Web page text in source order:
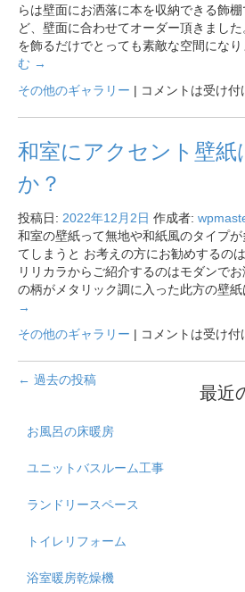
らは壁面にお洒落に本を収納できる飾
ど、壁面に合わせてオーダー頂きまし
を飾るだけでとっても素敵な空間にな
む →
その他のギャラリー | コメントは受け付
和室にアクセント壁紙
か？
投稿日: 2022年12月2日 作成者:
和室の壁紙って無地や和紙風のタイプ
てしまうと お考えの方にお勧めするの
リリカラからご紹介するのはモダンで
の柄がメタリック調に入った此方の壁
→
その他のギャラリー | コメントは受け付
← 過去の投稿
最近
お風呂の床暖房
ユニットバスルーム工事
ランドリースペース
トイレリフォーム
浴室暖房乾燥機